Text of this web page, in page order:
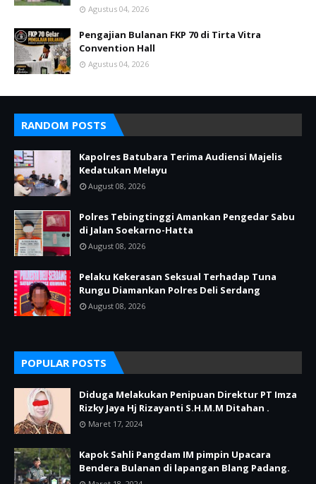
Agustus 04, 2026
Pengajian Bulanan FKP 70 di Tirta Vitra
Convention Hall
Agustus 04, 2026
RANDOM POSTS
Kapolres Batubara Terima Audiensi Majelis
Kedatukan Melayu
August 08, 2026
Polres Tebingtinggi Amankan Pengedar Sabu
di Jalan Soekarno-Hatta
August 08, 2026
Pelaku Kekerasan Seksual Terhadap Tuna
Rungu Diamankan Polres Deli Serdang
August 08, 2026
POPULAR POSTS
Diduga Melakukan Penipuan Direktur PT Imza
Rizky Jaya Hj Rizayanti S.H.M.M Ditahan .
Maret 17, 2024
Kapok Sahli Pangdam IM pimpin Upacara
Bendera Bulanan di lapangan Blang Padang.